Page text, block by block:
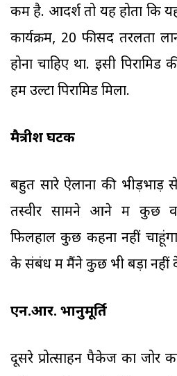
कम है. आदर्श तो यह होता कि
कार्यक्रम, 20 फीसद तरलता
होना चाहिए था. इसी
हमें उल्टा पिरामिड मिला.
मैत्रीश घटक
बहुत सारे ऐलानों की
तस्वीर सामने आने में कुछ
फिलहाल कुछ कहना नहीं
के संबंध में मैंने कुछ भी बड़ा नहीं
एन.आर. भानुमूर्ति
दूसरे प्रोत्साहन पैकेज का जोर